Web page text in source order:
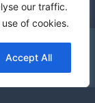
our traffic.
of cookies.
Accept All
Bestellung
Verwerfen
Sprache